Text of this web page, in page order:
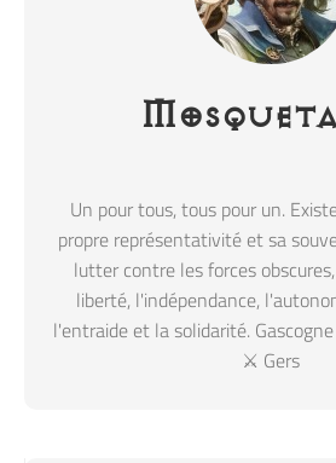
Un pour tous, tous pour un.
propre représentativité et sa
lutter contre les forces
liberté, l'indépendance,
l'entraide et la solidarité.
⚔️ Gers